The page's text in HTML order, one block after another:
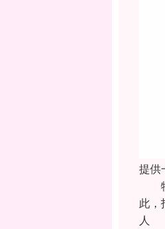
提供
特
此，
人